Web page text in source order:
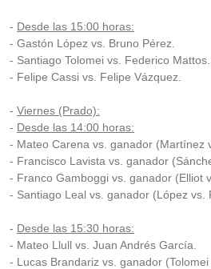
- Desde las 15:00 horas:
- Gastón López vs. Bruno Pérez.
- Santiago Tolomei vs. Federico Mattos.
- Felipe Cassi vs. Felipe Vázquez.
- Viernes (Prado):
- Desde las 14:00 horas:
- Mateo Carena vs. ganador (Martínez
- Francisco Lavista vs. ganador
- Franco Gamboggi vs. ganador (Elliot
- Santiago Leal vs. ganador (López vs.
- Desde las 15:30 horas:
- Mateo Llull vs. Juan Andrés García.
- Lucas Brandariz vs. ganador (Tolomei